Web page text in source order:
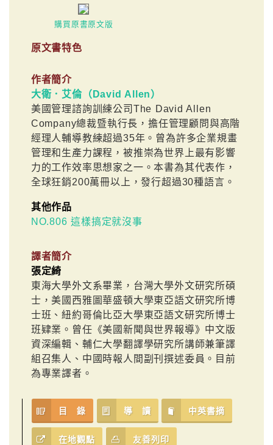
購買原書原文版
原文書特色
作者簡介
大衛．艾倫（David Allen）
美國管理諮詢訓練公司The David Allen
Company總裁暨執行長，擔任管理顧問與高階
經理人輔導教練超過35年。曾為許多企業規畫
管理和生產力課程，被推崇為世界上最有影響
力的工作效率思想家之一。本書為其代表作，
全球狂銷200萬冊以上，發行超過30種語言。
其他作品
NO.806 這樣搞定就沒事
譯者簡介
張定綺
東海大學外文系畢業，台灣大學外文研究所碩
士，美國西雅圖華盛頓大學東亞語文研究所博
士班、紐約哥倫比亞大學東亞語文研究所博士
班肄業。曾任《美國新聞與世界報導》中文版
資深編輯、輔仁大學翻譯學研究所講師兼筆譯
組召集人、中國時報人間副刊撰述委員。目前
為專業譯者。
目 錄 導 讀 中英書摘
在地觀點 友善列印